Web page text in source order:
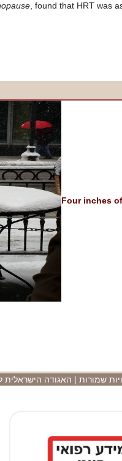
A small study in Sweden,